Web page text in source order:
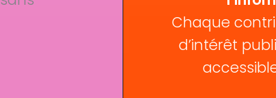
Chaque
d’intérêt